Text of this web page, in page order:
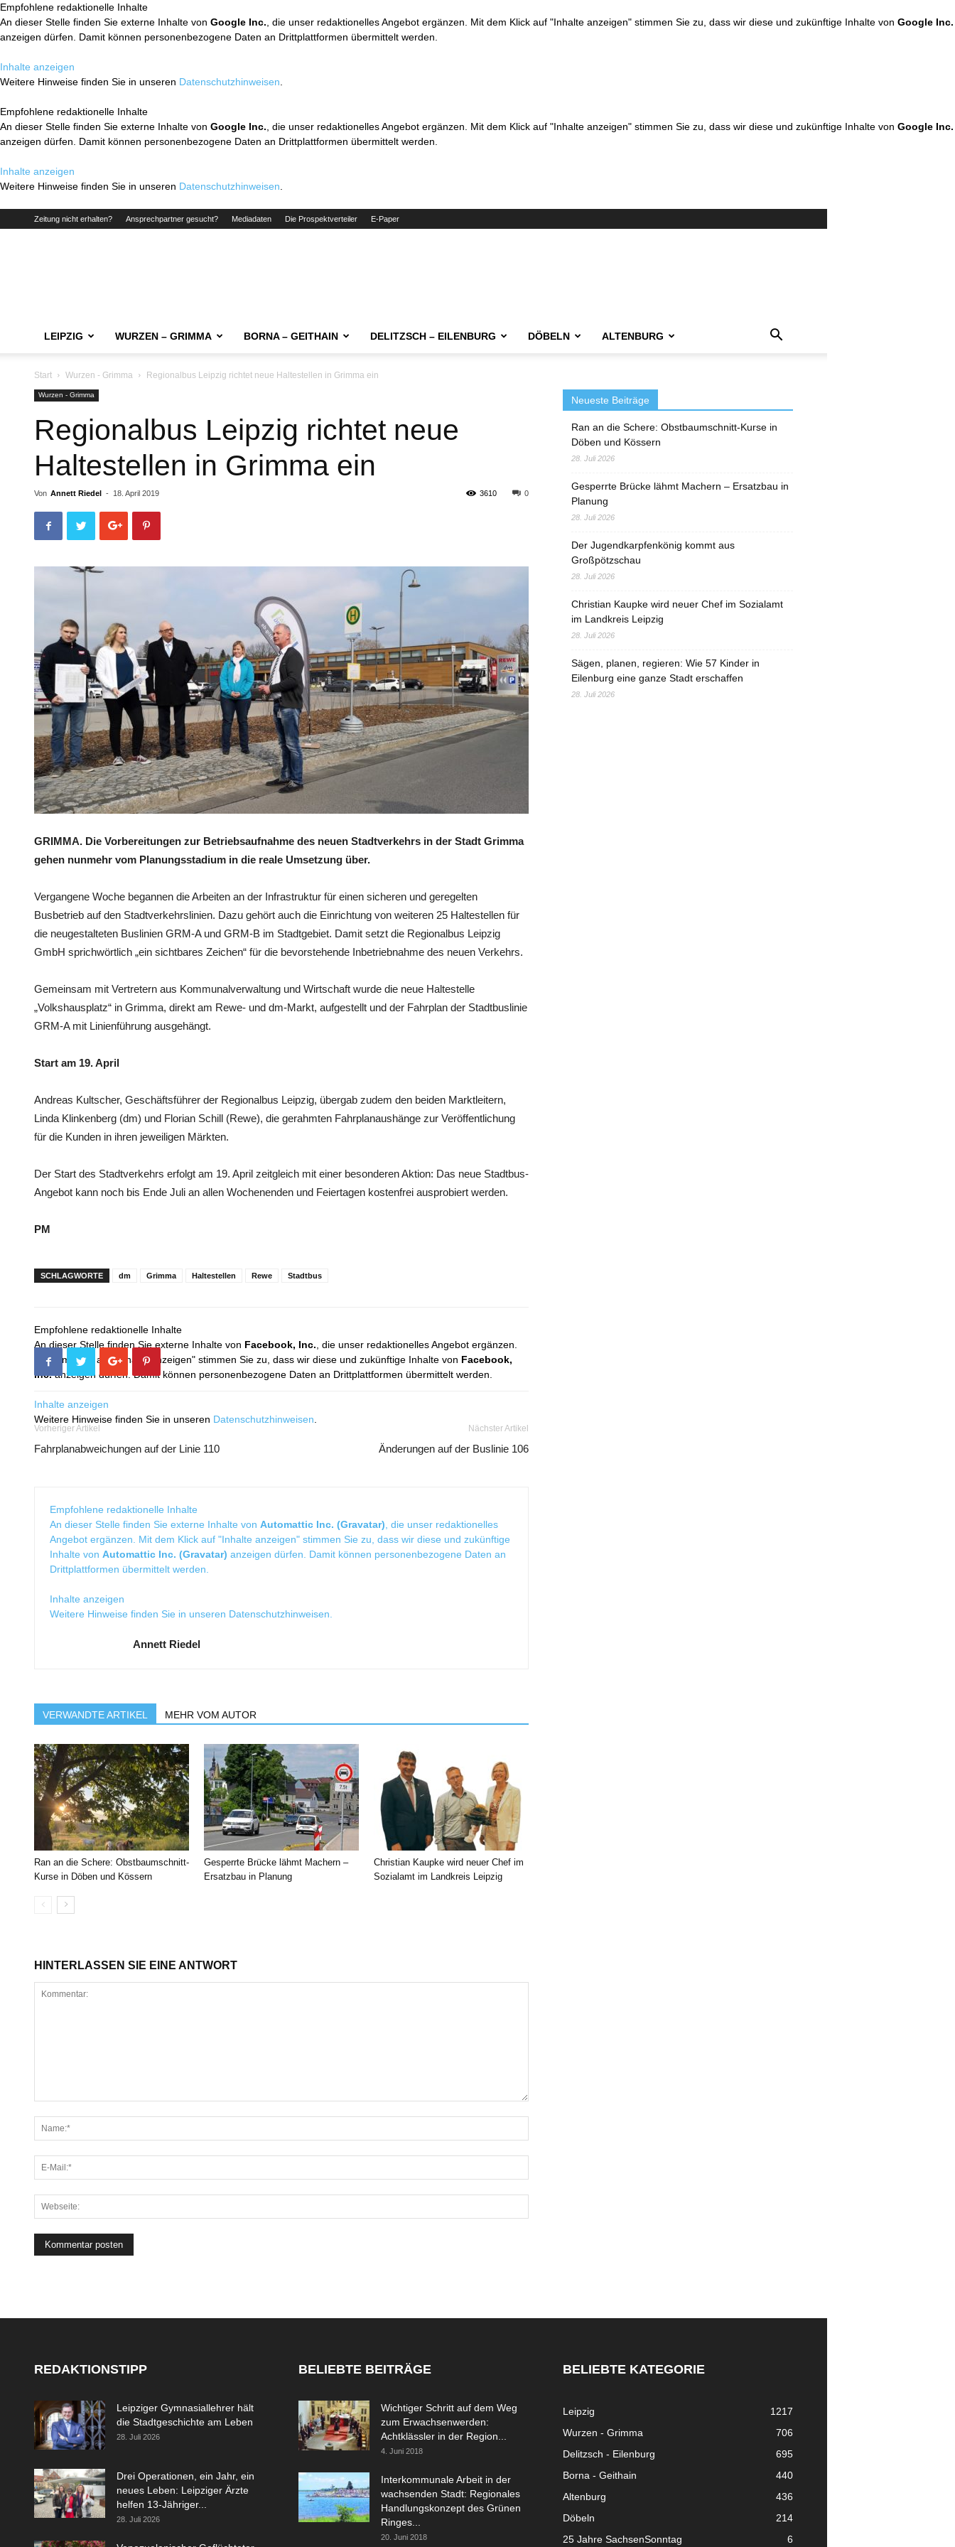
Empfohlene redaktionelle Inhalte
An dieser Stelle finden Sie externe Inhalte von Google Inc. , die unser redaktionelles Angebot ergänzen. Mit dem Klick auf "Inhalte anzeigen" stimmen Sie zu, dass wir diese und zukünftige Inhalte von Google Inc.
anzeigen dürfen. Damit können personenbezogene Daten an Drittplattformen übermittelt werden.
Inhalte anzeigen
Weitere Hinweise finden Sie in unseren Datenschutzhinweisen
Empfohlene redaktionelle Inhalte
An dieser Stelle finden Sie externe Inhalte von Google Inc. , die unser redaktionelles Angebot ergänzen. Mit dem Klick auf "Inhalte anzeigen" stimmen Sie zu, dass wir diese und zukünftige Inhalte von Google Inc.
anzeigen dürfen. Damit können personenbezogene Daten an Drittplattformen übermittelt werden.
Inhalte anzeigen
Weitere Hinweise finden Sie in unseren Datenschutzhinweisen
Zeitung nicht erhalten? Ansprechpartner gesucht? Mediadaten Die Prospektverteiler E-Paper
LEIPZIG WURZEN – GRIMMA BORNA – GEITHAIN DELITZSCH – EILENBURG DÖBELN ALTENBURG
Start Wurzen - Grimma Regionalbus Leipzig richtet neue Haltestellen in Grimma ein
Wurzen - Grimma
Regionalbus Leipzig richtet neue
Haltestellen in Grimma ein
Von Annett Riedel - 18. April 2019 0
3610
GRIMMA. Die Vorbereitungen zur Betriebsaufnahme des neuen Stadtverkehrs in der Stadt Grimma
gehen nunmehr vom Planungsstadium in die reale Umsetzung über.
Vergangene Woche begannen die Arbeiten an der Infrastruktur für einen sicheren und geregelten
Busbetrieb auf den Stadtverkehrslinien. Dazu gehört auch die Einrichtung von weiteren 25 Haltestellen für
die neugestalteten Buslinien GRM-A und GRM-B im Stadtgebiet. Damit setzt die Regionalbus Leipzig
GmbH sprichwörtlich „ein sichtbares Zeichen“ für die bevorstehende Inbetriebnahme des neuen Verkehrs.
Gemeinsam mit Vertretern aus Kommunalverwaltung und Wirtschaft wurde die neue Haltestelle
„Volkshausplatz“ in Grimma, direkt am Rewe- und dm-Markt, aufgestellt und der Fahrplan der Stadtbuslinie
GRM-A mit Linienführung ausgehängt.
Start am 19. April
Andreas Kultscher, Geschäftsführer der Regionalbus Leipzig, übergab zudem den beiden Marktleitern,
Linda Klinkenberg (dm) und Florian Schill (Rewe), die gerahmten Fahrplanaushänge zur Veröffentlichung
für die Kunden in ihren jeweiligen Märkten.
Der Start des Stadtverkehrs erfolgt am 19. April zeitgleich mit einer besonderen Aktion: Das neue Stadtbus-
Angebot kann noch bis Ende Juli an allen Wochenenden und Feiertagen kostenfrei ausprobiert werden.
PM
SCHLAGWORTE dm Grimma Haltestellen Rewe Stadtbus
Empfohlene redaktionelle Inhalte
An dieser Stelle finden Sie externe Inhalte von Facebook, Inc. , die unser redaktionelles Angebot ergänzen.
Mit dem Klick auf "Inhalte anzeigen" stimmen Sie zu, dass wir diese und zukünftige Inhalte von Facebook,
Inc.anzeigen dürfen. Damit können personenbezogene Daten an Drittplattformen übermittelt werden.
Inhalte anzeigen
Weitere Hinweise finden Sie in unseren Datenschutzhinweisen
Vorheriger Artikel
Fahrplanabweichungen auf der Linie 110
Nächster Artikel
Änderungen auf der Buslinie 106
Empfohlene redaktionelle Inhalte
An dieser Stelle finden Sie externe Inhalte von Automattic Inc. (Gravatar) , die unser redaktionelles
Angebot ergänzen. Mit dem Klick auf "Inhalte anzeigen" stimmen Sie zu, dass wir diese und zukünftige
Inhalte von Automattic Inc. (Gravatar) anzeigen dürfen. Damit können personenbezogene Daten an
Drittplattformen übermittelt werden.
Inhalte anzeigen
Weitere Hinweise finden Sie in unseren Datenschutzhinweisen
Annett Riedel
VERWANDTE ARTIKEL MEHR VOM AUTOR
Ran an die Schere: Obstbaumschnitt-
Kurse in Döben und Kössern
Gesperrte Brücke lähmt Machern –
Ersatzbau in Planung
Christian Kaupke wird neuer Chef im
Sozialamt im Landkreis Leipzig
HINTERLASSEN SIE EINE ANTWORT
Neueste Beiträge
Ran an die Schere: Obstbaumschnitt-Kurse in
Döben und Kössern
28. Juli 2026
Gesperrte Brücke lähmt Machern – Ersatzbau in
Planung
28. Juli 2026
Der Jugendkarpfenkönig kommt aus
Großpötzschau
28. Juli 2026
Christian Kaupke wird neuer Chef im Sozialamt
im Landkreis Leipzig
28. Juli 2026
Sägen, planen, regieren: Wie 57 Kinder in
Eilenburg eine ganze Stadt erschaffen
28. Juli 2026
REDAKTIONSTIPP
Leipziger Gymnasiallehrer hält
die Stadtgeschichte am Leben
28. Juli 2026
Drei Operationen, ein Jahr, ein
neues Leben: Leipziger Ärzte
helfen 13-Jähriger...
28. Juli 2026
BELIEBTE BEITRÄGE
Wichtiger Schritt auf dem Weg
zum Erwachsenwerden:
Achtklässler in der Region...
4. Juni 2018
Interkommunale Arbeit in der
wachsenden Stadt: Regionales
Handlungskonzept des Grünen
Ringes...
20. Juni 2018
BELIEBTE KATEGORIE
Leipzig
1217
Wurzen - Grimma
706
Delitzsch - Eilenburg
695
Borna - Geithain
440
Altenburg
436
Döbeln
214
25 Jahre SachsenSonntag
6